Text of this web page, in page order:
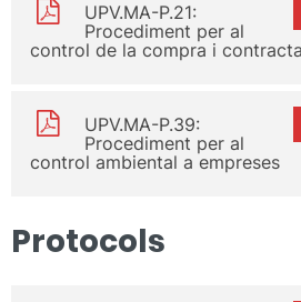
UPV.MA-P.21:
Procediment per al
control de la compra i
UPV.MA-P.39:
Procediment per al
control ambiental a empreses
Protocols